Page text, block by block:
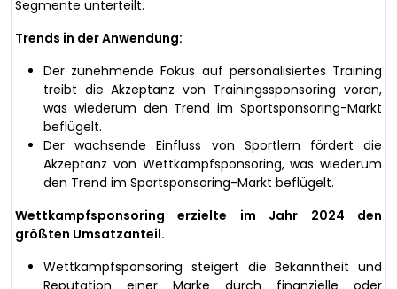
Segmente unterteilt.
Trends in der Anwendung:
Der zunehmende Fokus auf personalisiertes Training
treibt die Akzeptanz von Trainingssponsoring voran,
was wiederum den Trend im Sportsponsoring-Markt
beflügelt.
Der wachsende Einfluss von Sportlern fördert die
Akzeptanz von Wettkampfsponsoring, was wiederum
den Trend im Sportsponsoring-Markt beflügelt.
Wettkampfsponsoring erzielte im Jahr 2024 den
größten Umsatzanteil.
Wettkampfsponsoring steigert die Bekanntheit und